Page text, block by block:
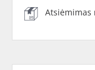
Atsiėmimas